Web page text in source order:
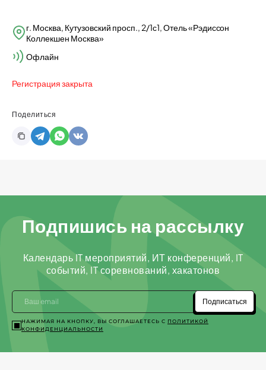
г. Москва, Кутузовский просп., 2/1с1, Отель «Рэдиссон
Коллекшен Москва»
Офлайн
Регистрация закрыта
Поделиться
Подпишись на рассылку
Календарь IT мероприятий, ИТ конференций, IT
событий, IT соревнований, хакатонов
Подписаться
НАЖИМАЯ НА КНОПКУ, ВЫ СОГЛАШАЕТЕСЬ С ПОЛИТИКОЙ
КОНФИДЕНЦИАЛЬНОСТИ